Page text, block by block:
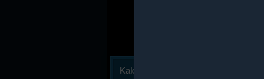
Kalóriaszámlálás